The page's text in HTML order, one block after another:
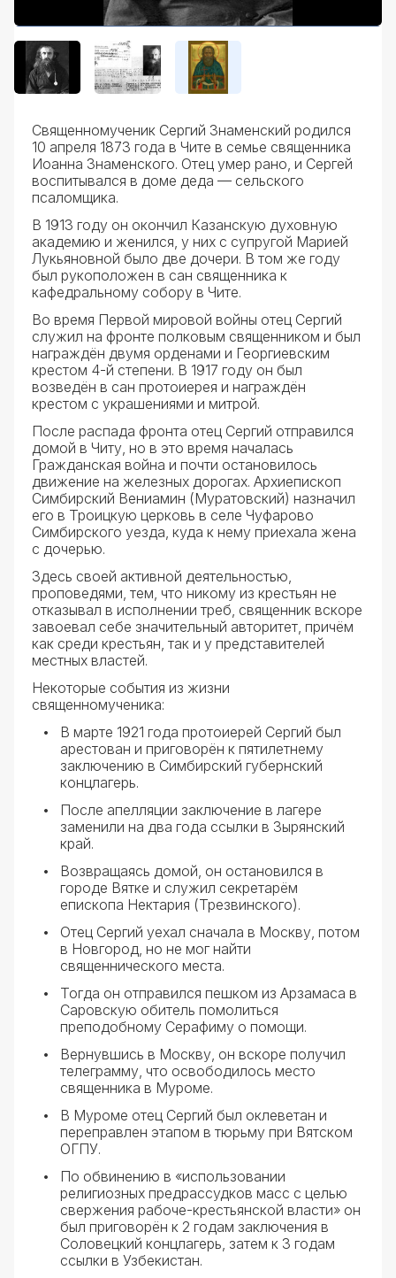
Священномученик Сергий Знаменский родился
10 апреля 1873 года в Чите в семье священника
Иоанна Знаменского. Отец умер рано, и Сергей
воспитывался в доме деда — сельского
псаломщика.
В 1913 году он окончил Казанскую духовную
академию и женился, у них с супругой Марией
Лукьяновной было две дочери. В том же году
был рукоположен в сан священника к
кафедральному собору в Чите.
Во время Первой мировой войны отец Сергий
служил на фронте полковым священником и был
награждён двумя орденами и Георгиевским
крестом 4-й степени. В 1917 году он был
возведён в сан протоиерея и награждён
крестом с украшениями и митрой.
После распада фронта отец Сергий отправился
домой в Читу, но в это время началась
Гражданская война и почти остановилось
движение на железных дорогах. Архиепископ
Симбирский Вениамин (Муратовский) назначил
его в Троицкую церковь в селе Чуфарово
Симбирского уезда, куда к нему приехала жена
с дочерью.
Здесь своей активной деятельностью,
проповедями, тем, что никому из крестьян не
отказывал в исполнении треб, священник вскоре
завоевал себе значительный авторитет, причём
как среди крестьян, так и у представителей
местных властей.
Некоторые события из жизни
священномученика:
В марте 1921 года протоиерей Сергий был
арестован и приговорён к пятилетнему
заключению в Симбирский губернский
концлагерь.
После апелляции заключение в лагере
заменили на два года ссылки в Зырянский
край.
Возвращаясь домой, он остановился в
городе Вятке и служил секретарём
епископа Нектария (Трезвинского).
Отец Сергий уехал сначала в Москву, потом
в Новгород, но не мог найти
священнического места.
Тогда он отправился пешком из Арзамаса в
Саровскую обитель помолиться
преподобному Серафиму о помощи.
Вернувшись в Москву, он вскоре получил
телеграмму, что освободилось место
священника в Муроме.
В Муроме отец Сергий был оклеветан и
переправлен этапом в тюрьму при Вятском
ОГПУ.
По обвинению в «использовании
религиозных предрассудков масс с целью
свержения рабоче-крестьянской власти» он
был приговорён к 2 годам заключения в
Соловецкий концлагерь, затем к 3 годам
ссылки в Узбекистан.